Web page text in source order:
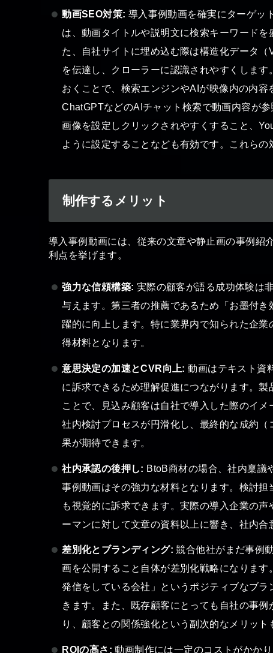
動画SEO対策: 導入事例動画を確実にターゲッ
は、動画タイトルや説明文に検索キーワード
た、自社サイトに埋め込む際は構造化データ
を伝達し、クローラーに認識されやすくしま
おくことで、検索エンジンやAIが映像内の内
ChatGPTなどのAIチャット検索で動画内容が
画像を設定しクリックされやすくすること、
ように設定することなども有効です。これら
制作するメリット
導入事例動画には、従来の文章や静止画の事例紹
利点を挙げます。
強力な信頼構築: 実際の顧客が語る成功体験は
与えます。第三者の推薦であるため「お墨付
躍的に向上します。特に業界内で知られた企
得材料となります。
意思決定の加速とCVR向上: 動画はテキスト資
に訴求できるため理解促進につながります。
ことで、見込み顧客は自社で導入した際のイ
社内検討プロセスが円滑化し、最終的な成約
果が期待できます。
社内承認の後押し: BtoB商材の場合、社内稟議
事例動画はその強力な材料となります。検討
も視覚的に訴求できます。実際の導入企業の
ーマンに対して文章の資料以上に響き、社内合
差別化とブランディング: 競合他社がまだ事例
画を公開すること自体が差別化戦略になりま
発信をしている会社」というポジティブなブ
きます。また、既存顧客にとっても自社の事
り、顧客との関係強化という副次的なメリット
ROIの高さ: 動画制作には一定のコストがかか